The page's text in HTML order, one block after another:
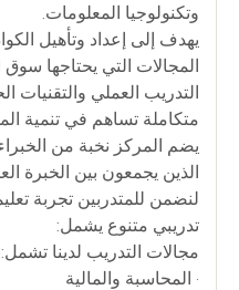
وتكنولوجيا المعلومات.
يهدف إلى إعداد وتأهيل
المجالات التي يحتاجها
التدريب العملي والتقنيات
متكاملة تساهم في تنمية
يضم المركز نخبة من
الذين يجمعون بين الخبرة
لنضمن للمتدربين تجربة
تدريبي متنوع يشمل:
مجالات التدريب لدينا تشمل:
• المحاسبة والمالية